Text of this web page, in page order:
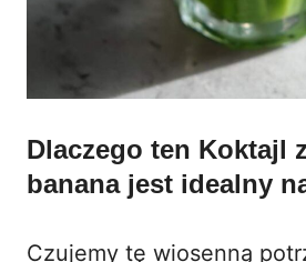
Dlaczego ten Koktajl
banana jest idealny
Czujemy tę wiosenną